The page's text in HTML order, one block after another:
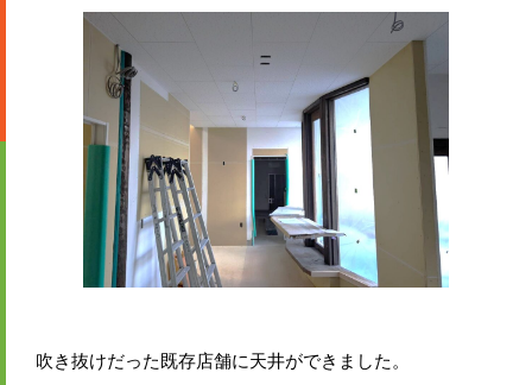
吹き抜けだった既存店舗に天井ができました。